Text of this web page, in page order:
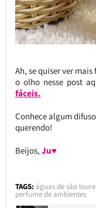
Ah, se quiser ver
o olho nesse post
fáceis.
Conhece algum
querendo!
Beijos, Ju♥
TAGS: águas de são
perfume de ambientes